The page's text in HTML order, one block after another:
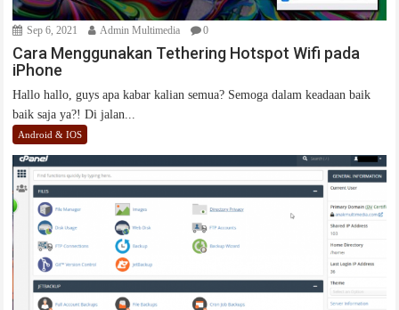
Sep 6, 2021 Admin Multimedia 0
Cara Menggunakan Tethering Hotspot Wifi pada
iPhone
Hallo hallo, guys apa kabar kalian semua? Semoga dalam keadaan baik
baik saja ya?! Di jalan...
Android & IOS